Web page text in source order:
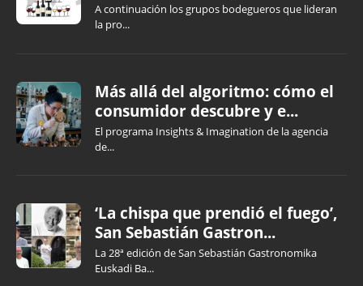
A continuación los grupos bodegueros que lideran
la pro...
Más allá del algoritmo: cómo el
consumidor descubre y e...
El programa Insights & Imagination de la agencia
de...
‘La chispa que prendió el fuego’,
San Sebastián Gastron...
La 28ª edición de San Sebastián Gastronomika
Euskadi Ba...